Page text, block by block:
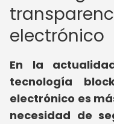
electrónico
En la
tecnología
electrónico es
necesidad de